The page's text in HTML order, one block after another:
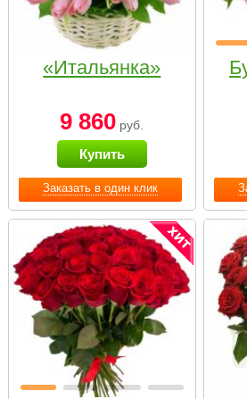
Заказать в один клик
«Итальянка»
9 860 руб.
Купить